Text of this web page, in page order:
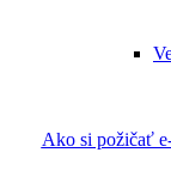
Ako si požičať